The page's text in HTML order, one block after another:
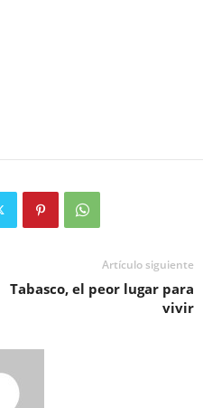
Artículo siguiente
Tabasco, el peor lugar para
vivir